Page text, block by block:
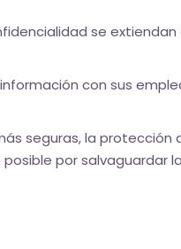
se
con sus
seguras, la
por salvaguardar